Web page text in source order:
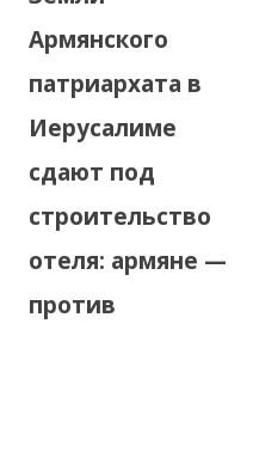
Армянского
патриархата в
Иерусалиме
сдают под
строительство
отеля: армяне —
против